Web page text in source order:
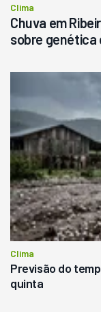
Clima
Chuva em
sobre
Clima
Previsão do
quinta